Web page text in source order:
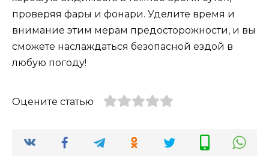
проверяя фары и фонари. Уделите время и
внимание этим мерам предосторожности, и вы
сможете наслаждаться безопасной ездой в
любую погоду!
Оцените статью